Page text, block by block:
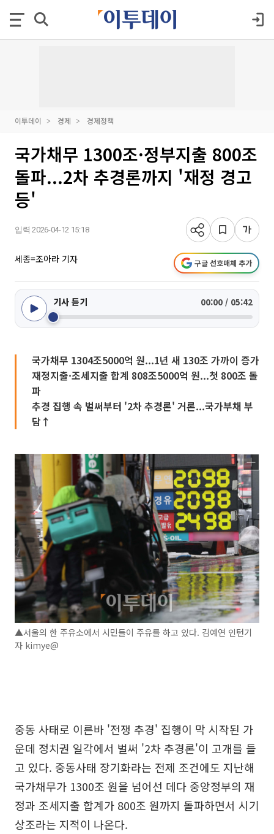
이투데이 경제 경제정책
국가채무 1300조·정부지출 800조
돌파...2차 추경론까지 '재정 경고
등'
입력 2026-04-12 15:18
세종=조아라 기자 구글 선호매체 추가
기사 듣기 00:00 / 05:42
국가채무 1304조5000억 원...1년 새 130조 가까이 증가
재정지출·조세지출 합계 808조5000억 원...첫 800조 돌
파
추경 집행 속 벌써부터 '2차 추경론' 거론...국가부채 부
담↑
▲서울의 한 주유소에서 시민들이 주유를 하고 있다. 김예연 인턴기
자 kimye@
중동 사태로 이른바 '전쟁 추경' 집행이 막 시작된 가
운데 정치권 일각에서 벌써 '2차 추경론'이 고개를 들
고 있다. 중동사태 장기화라는 전제 조건에도 지난해
국가채무가 1300조 원을 넘어선 데다 중앙정부의 재
정과 조세지출 합계가 800조 원까지 돌파하면서 시기
상조라는 지적이 나온다.